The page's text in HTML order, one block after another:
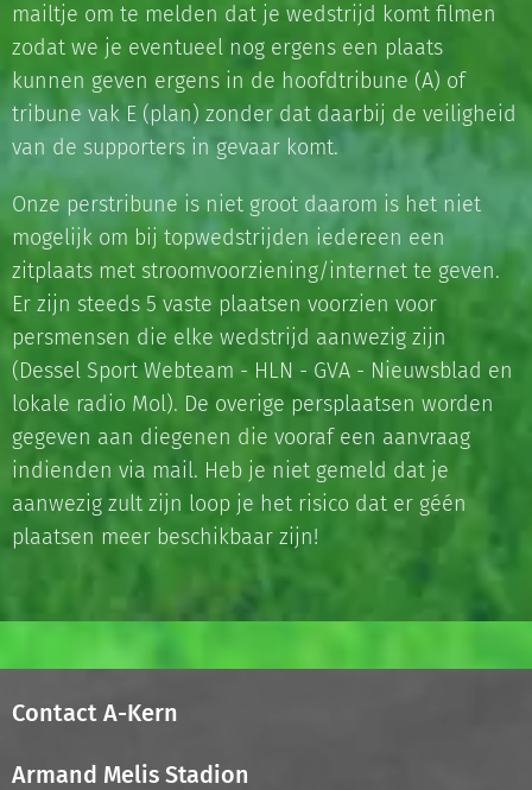
mailtje om te melden dat je wedstrijd komt filmen
zodat we je eventueel nog ergens een plaats
kunnen geven ergens in de hoofdtribune (A) of
tribune vak E (plan) zonder dat daarbij de veiligheid
van de supporters in gevaar komt.
Onze perstribune is niet groot daarom is het niet
mogelijk om bij topwedstrijden iedereen een
zitplaats met stroomvoorziening/internet te geven.
Er zijn steeds 5 vaste plaatsen voorzien voor
persmensen die elke wedstrijd aanwezig zijn
(Dessel Sport Webteam - HLN - GVA - Nieuwsblad en
lokale radio Mol). De overige persplaatsen worden
gegeven aan diegenen die vooraf een aanvraag
indienden via mail. Heb je niet gemeld dat je
aanwezig zult zijn loop je het risico dat er géén
plaatsen meer beschikbaar zijn!
Contact A-Kern
Armand Melis Stadion